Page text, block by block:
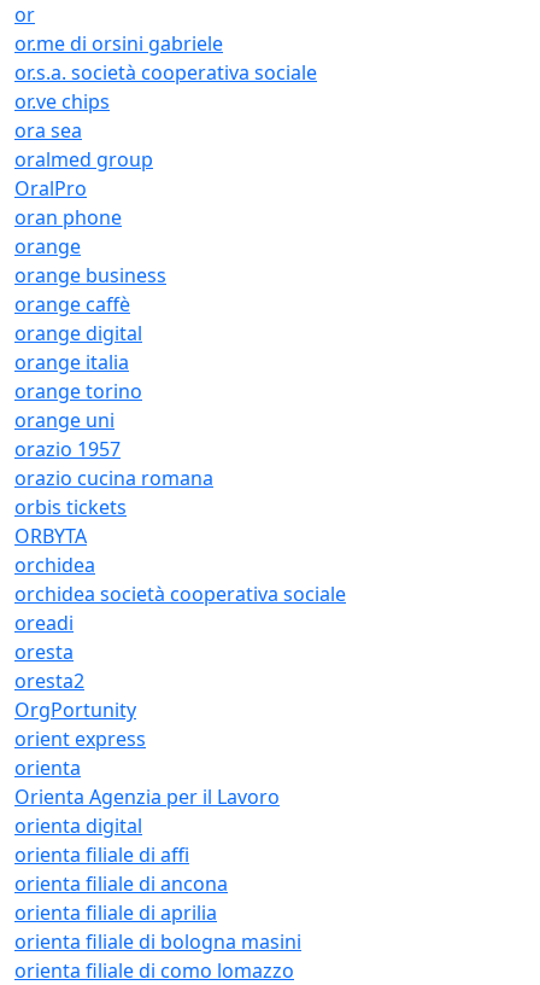
or
or.me di orsini gabriele
or.s.a. società cooperativa sociale
or.ve chips
ora sea
oralmed group
OralPro
oran phone
orange
orange business
orange caffè
orange digital
orange italia
orange torino
orange uni
orazio 1957
orazio cucina romana
orbis tickets
ORBYTA
orchidea
orchidea società cooperativa sociale
oreadi
oresta
oresta2
OrgPortunity
orient express
orienta
Orienta Agenzia per il Lavoro
orienta digital
orienta filiale di affi
orienta filiale di ancona
orienta filiale di aprilia
orienta filiale di bologna masini
orienta filiale di como lomazzo